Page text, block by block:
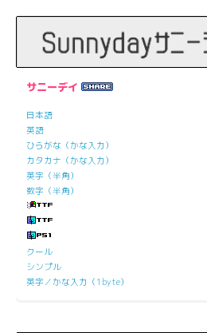
サニーデイ
日本語
英語
ひらがな（かな入力）
カタカナ（かな入力）
英字（半角）
数字（半角）
クール
シンプル
英字／かな入力（1byte）